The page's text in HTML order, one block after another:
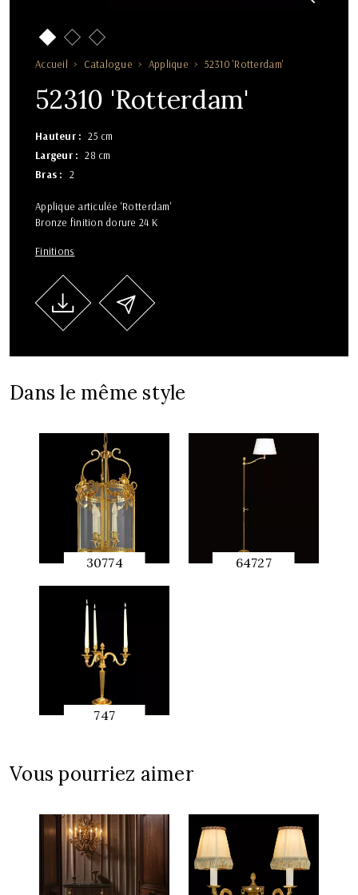
Accueil Catalogue Applique 52310 'Rotterdam'
52310 'Rotterdam'
Hauteur
25 cm
Largeur
28 cm
Bras
2
Applique articulée 'Rotterdam'
Bronze finition dorure 24 K
Finitions
Dans le même style
30774
APERÇU
RAPIDE
64727
747
Vous pourriez aimer